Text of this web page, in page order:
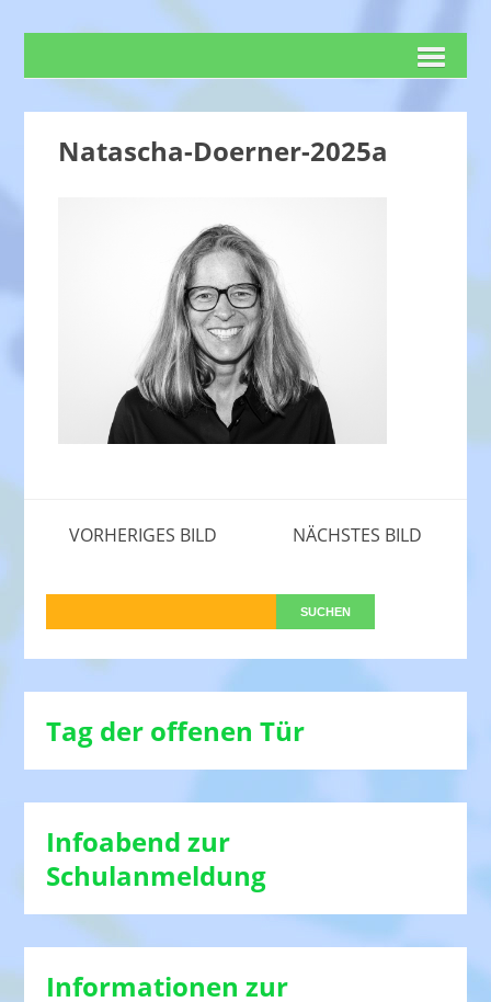
Natascha-Doerner-2025a
VORHERIGES BILD NÄCHSTES BILD
Tag der offenen Tür
Infoabend zur
Schulanmeldung
Informationen zur